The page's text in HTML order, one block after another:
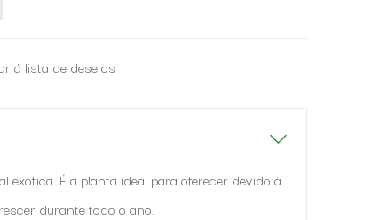
á lista de desejos
É a planta ideal para oferecer devido à
durante todo o ano.